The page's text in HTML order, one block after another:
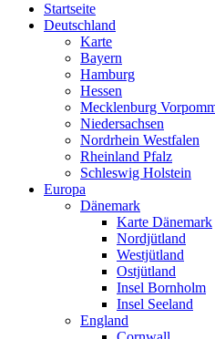
Startseite
Deutschland
Karte
Bayern
Hamburg
Hessen
Mecklenburg
Niedersachsen
Nordrhein Westfalen
Rheinland Pfalz
Schleswig Holstein
Europa
Dänemark
Karte Dänemark
Nordjütland
Westjütland
Ostjütland
Insel Bornholm
Insel Seeland
England